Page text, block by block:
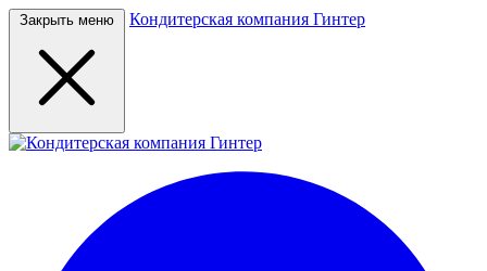
Закрыть меню Кондитерская компания Гинтер